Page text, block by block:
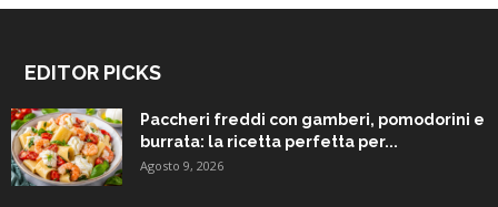
EDITOR PICKS
Paccheri freddi con gamberi, pomodorini e
burrata: la ricetta perfetta per...
Agosto 9, 2026